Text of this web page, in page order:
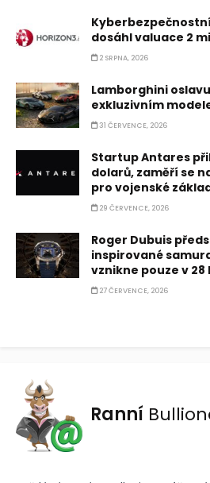
dosáhl valuace 2
2 SRPNA, 2026
Lamborghini
exkluzivním
31 ČERVENCE, 2026
Startup Antares
dolarů, zaměří se
pro vojenské
29 ČERVENCE, 2026
Roger Dubuis
inspirované
vznikne pouze v 28
27 ČERVENCE, 2026
Ranní